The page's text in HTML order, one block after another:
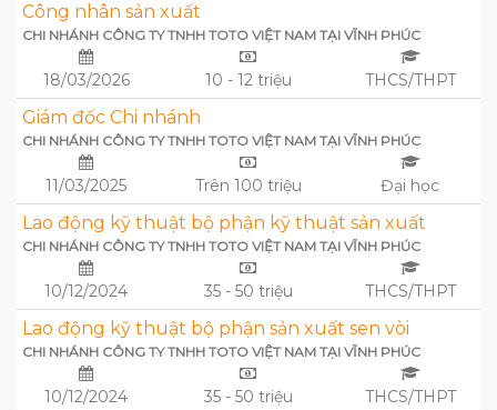
Công nhân sản xuất
CHI NHÁNH CÔNG TY TNHH TOTO VIỆT NAM TẠI VĨNH PHÚC
18/03/2026 10 - 12 triệu THCS/THPT
Giám đốc Chi nhánh
CHI NHÁNH CÔNG TY TNHH TOTO VIỆT NAM TẠI VĨNH PHÚC
11/03/2025 Trên 100 triệu Đại học
Lao động kỹ thuật bộ phận kỹ thuật sản xuất
CHI NHÁNH CÔNG TY TNHH TOTO VIỆT NAM TẠI VĨNH PHÚC
10/12/2024 35 - 50 triệu THCS/THPT
Lao động kỹ thuật bộ phận sản xuất sen vòi
CHI NHÁNH CÔNG TY TNHH TOTO VIỆT NAM TẠI VĨNH PHÚC
10/12/2024 35 - 50 triệu THCS/THPT